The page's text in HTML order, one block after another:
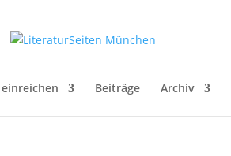
Beiträge Archiv